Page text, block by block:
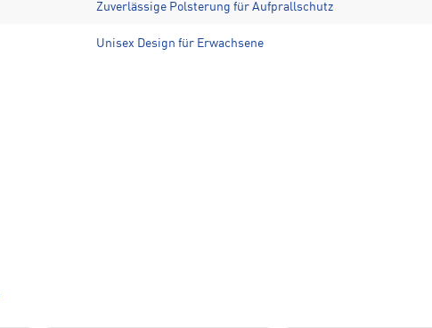
Zuverlässige Polsterung für Aufprallschutz
Unisex Design für Erwachsene